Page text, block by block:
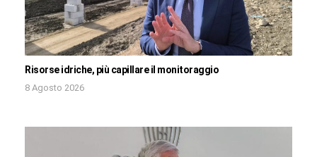
Risorse idriche, più capillare il monitoraggio
8 Agosto 2026